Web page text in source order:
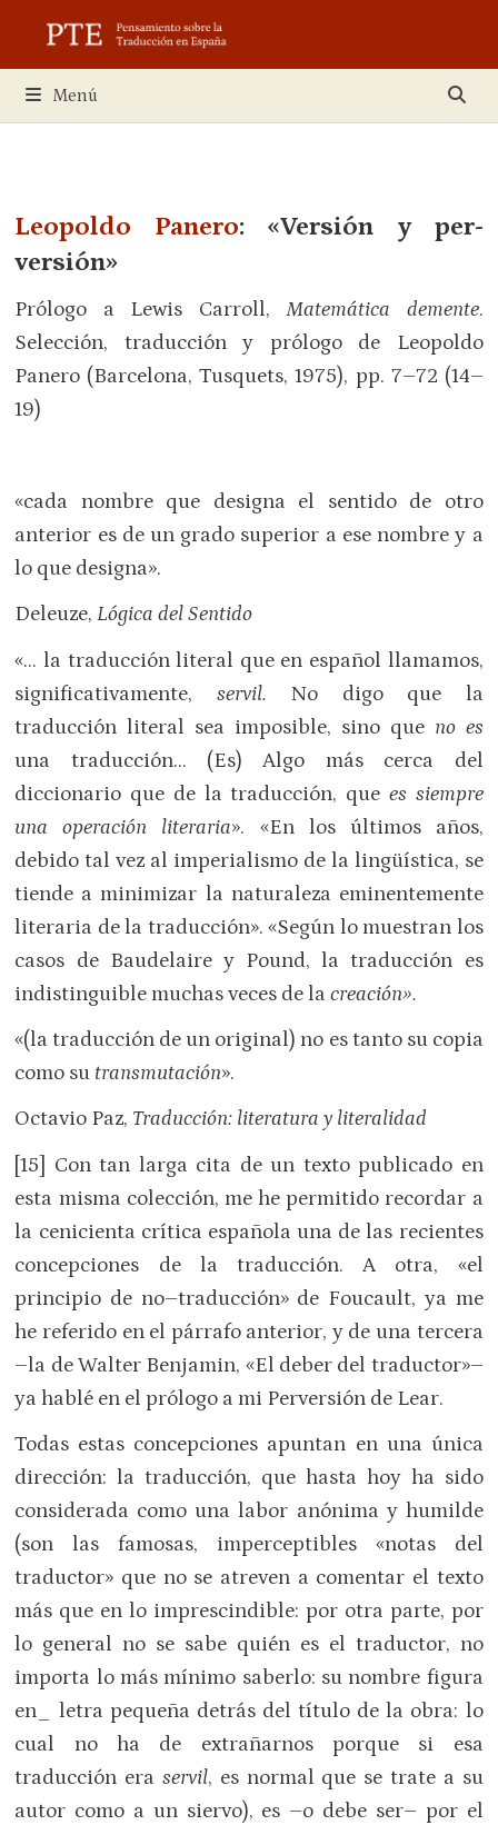
contenido
Menú
Leopoldo Panero: «Versión y per-
versión»
Prólogo a Lewis Carroll,Matemática demente.
Selección, traducción y prólogo de Leopoldo
Panero (Barcelona, Tusquets, 1975), pp. 7–72 (14–
19)
«cada nombre que designa el sentido de otro
anterior es de un grado superior a ese nombre y a
lo que designa».
Deleuze,Lógica del Sentido
«… la traducción literal que en español llamamos,
significativamente, servil. No digo que la
traducción literal sea imposible, sino que no es
una traducción… (Es) Algo más cerca del
diccionario que de la traducción, que es siempre
una operación literaria». «En los últimos años,
debido tal vez al imperialismo de la lingüística, se
tiende a minimizar la naturaleza eminentemente
literaria de la traducción». «Según lo muestran los
casos de Baudelaire y Pound, la traducción es
indistinguible muchas veces de lacreación».
«(la traducción de un original) no es tanto su copia
como su transmutación».
Octavio Paz, Traducción: literatura y literalidad
[15] Con tan larga cita de un texto publicado en
esta misma colección, me he permitido recordar a
la cenicienta crítica española una de las recientes
concepciones de la traducción. A otra, «el
principio de no–traducción» de Foucault, ya me
he referido en el párrafo anterior, y de una tercera
–la de Walter Benjamin, «El deber del traductor»–
ya hablé en el prólogo a mi Perversión de Lear.
Todas estas concepciones apuntan en una única
dirección: la traducción, que hasta hoy ha sido
considerada como una labor anónima y humilde
(son las famosas, imperceptibles «notas del
traductor» que no se atreven a comentar el texto
más que en lo imprescindible: por otra parte, por
lo general no se sabe quién es el traductor, no
importa lo más mínimo saberlo: su nombre figura
en_ letra pequeña detrás del título de la obra: lo
cual no ha de extrañarnos porque si esa
traducción eraservil, es normal que se trate a su
autor como a un siervo), es –o debe ser– por el